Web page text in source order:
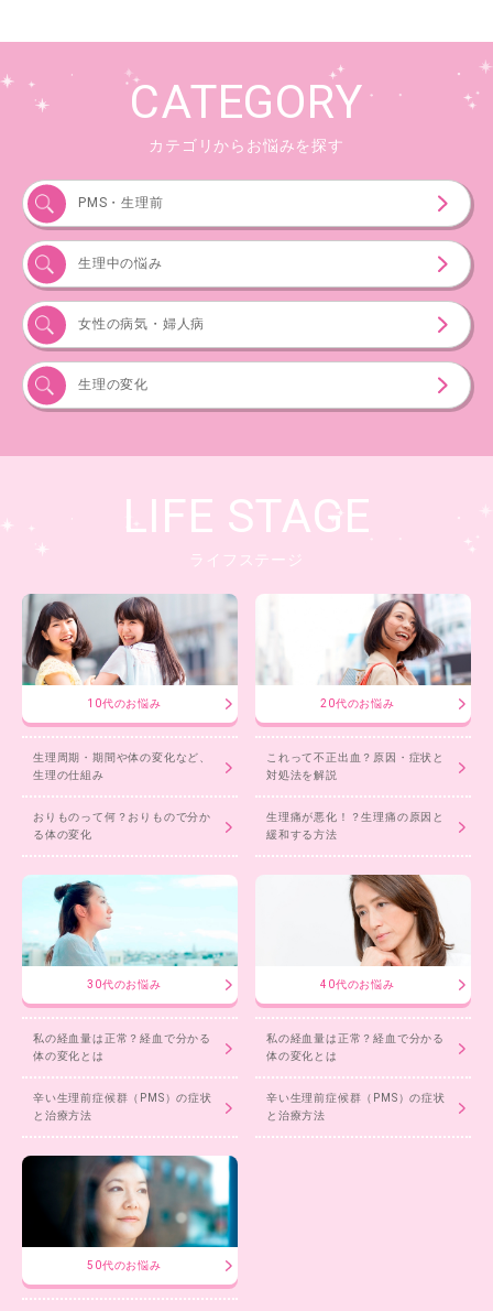
CATEGORY
カテゴリからお悩みを探す
PMS・生理前
生理中の悩み
女性の病気・婦人病
生理の変化
LIFE STAGE
ライフステージ
10代のお悩み
生理周期・期間や体の変化など、
生理の仕組み
おりものって何？おりもので分か
る体の変化
20代のお悩み
これって不正出血？原因・症状と
対処法を解説
生理痛が悪化！？生理痛の原因と
緩和する方法
30代のお悩み
私の経血量は正常？経血で分かる
体の変化とは
辛い生理前症候群（PMS）の症状
と治療方法
40代のお悩み
私の経血量は正常？経血で分かる
体の変化とは
辛い生理前症候群（PMS）の症状
と治療方法
50代のお悩み